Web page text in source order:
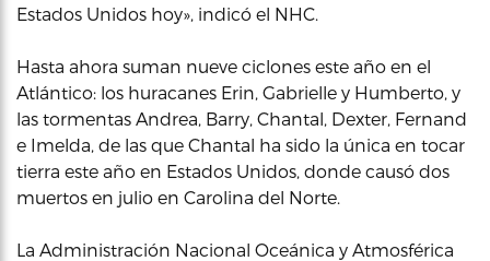
Estados Unidos hoy», indicó el NHC.
Hasta ahora suman nueve ciclones este año en el
Atlántico: los huracanes Erin, Gabrielle y Humberto, y
las tormentas Andrea, Barry, Chantal, Dexter, Fernand
e Imelda, de las que Chantal ha sido la única en tocar
tierra este año en Estados Unidos, donde causó dos
muertos en julio en Carolina del Norte.
La Administración Nacional Oceánica y Atmosférica